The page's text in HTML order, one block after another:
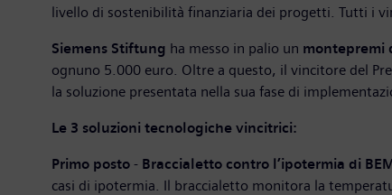
livello di sostenibilità finanziaria dei progetti. Tutti i
Siemens Stiftung ha messo in palio un montepremi
ognuno 5.000 euro. Oltre a questo, il vincitore del
la soluzione presentata nella sua fase di
Le 3 soluzioni tecnologiche vincitrici:
Primo posto - Braccialetto contro l’ipotermia di
casi di ipotermia. Il braccialetto monitora la